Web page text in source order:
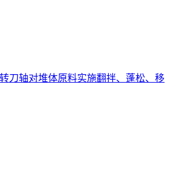
刀轴对堆体原料实施翻拌、蓬松、移